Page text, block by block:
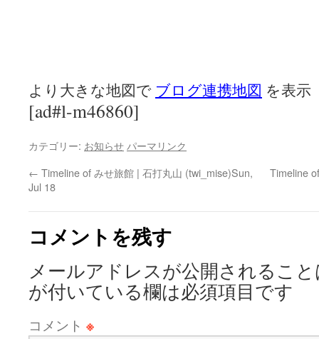
より大きな地図で ブログ連携地図 を表示
[ad#l-m46860]
カテゴリー: お知らせ パーマリンク
← Timeline of みせ旅館 | 石打丸山 (twi_mise)Sun,
Jul 18
Timeline
コメントを残す
メールアドレスが公開されるこ
が付いている欄は必須項目です
コメント ※